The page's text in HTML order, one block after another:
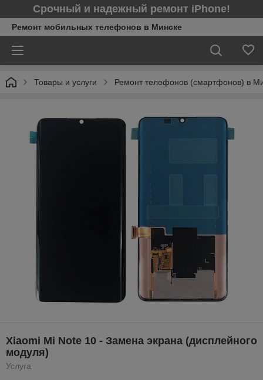
Срочный и надежный ремонт iPhone!
Ремонт мобильных телефонов в Минcке
Товары и услуги Ремонт телефонов (смартфонов) в
Xiaomi Mi Note 10 - Замена экрана (дисплейного
модуля)
Услуга